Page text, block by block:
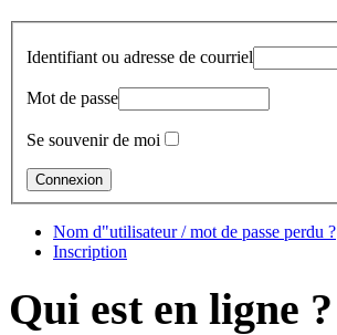
Identifiant ou adresse de courriel
Mot de passe
Se souvenir de moi
Nom d"utilisateur / mot de passe perdu ?
Inscription
Qui est en ligne ?